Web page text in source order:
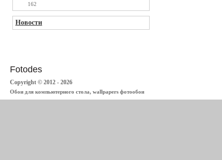
162
Новости
Fotodes
Copyright © 2012 - 2026
Обои для компьютерного стола, wallpapers фотообои